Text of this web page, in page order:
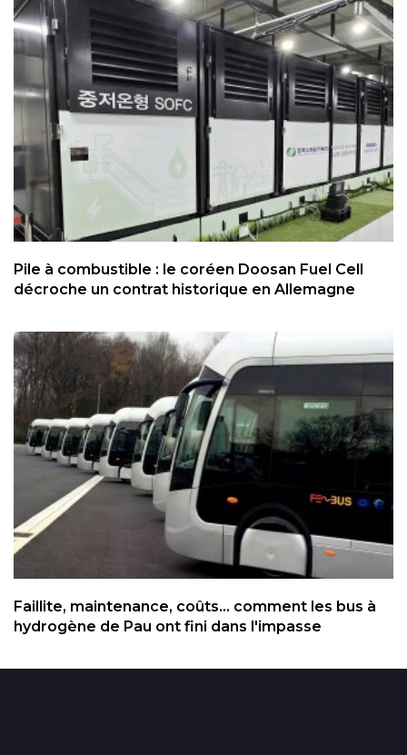
Pile à combustible : le coréen Doosan Fuel Cell
décroche un contrat historique en Allemagne
Faillite, maintenance, coûts... comment les bus à
hydrogène de Pau ont fini dans l'impasse